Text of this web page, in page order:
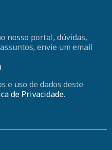
nosso portal, dúvidas,
envie um email
e uso de dados deste
de Privacidade.